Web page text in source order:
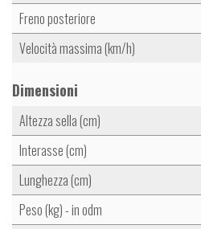
Freno posteriore
Velocità massima (km/h)
Dimensioni
Altezza sella (cm)
Interasse (cm)
Lunghezza (cm)
Peso (kg) - in odm